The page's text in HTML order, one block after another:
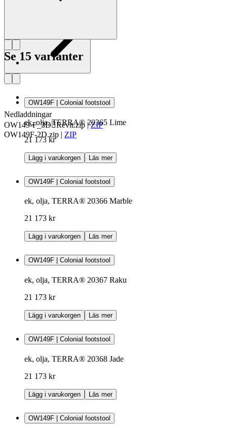
Nedladdningar
OW149-F_3DRevit.zip |ZIP
OW149F-2D.zip | ZIP
Se 15 varianter
OW149F | Colonial footstool
ek, olja, TERRA® 20365 Lime
21 173 kr
Lägg i varukorgen Läs mer
OW149F | Colonial footstool
ek, olja, TERRA® 20366 Marble
21 173 kr
Lägg i varukorgen Läs mer
OW149F | Colonial footstool
ek, olja, TERRA® 20367 Raku
21 173 kr
Lägg i varukorgen Läs mer
OW149F | Colonial footstool
ek, olja, TERRA® 20368 Jade
21 173 kr
Lägg i varukorgen Läs mer
OW149F | Colonial footstool